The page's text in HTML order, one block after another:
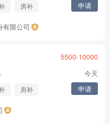
房补
有限公司
申请
房补
假
5500-10000
今天
申请